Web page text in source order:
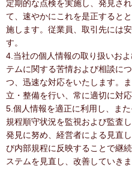
定期的な点検を実施し、発見さ
て、速やかにこれを是正すると
施します。従業員、取引先には
す。
4.当社の個人情報の取り扱いお
テムに関する苦情および相談に
つ、迅速な対応をいたします。
立・整備を行い、常に適切に対
5.個人情報を適正に利用し、ま
規程順守状況を監視および監査
発見に努め、経営者による見直
び内部規程に反映することで継
ステムを見直し、改善していき